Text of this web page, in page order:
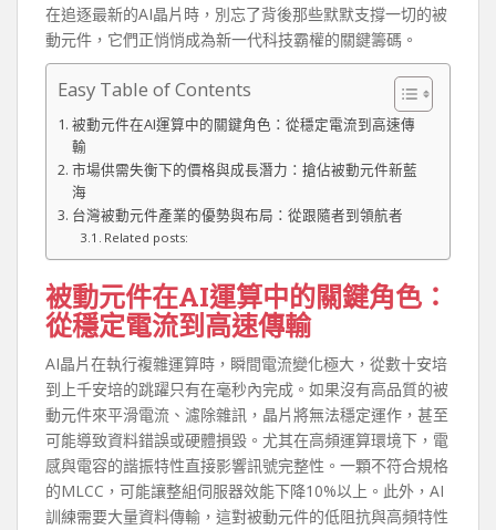
在追逐最新的AI晶片時，別忘了背後那些默默支撐一切的被
動元件，它們正悄悄成為新一代科技霸權的關鍵籌碼。
Easy Table of Contents
被動元件在AI運算中的關鍵角色：從穩定電流到高速傳
輸
市場供需失衡下的價格與成長潛力：搶佔被動元件新藍
海
台灣被動元件產業的優勢與布局：從跟隨者到領航者
Related posts:
被動元件在AI運算中的關鍵角色：
從穩定電流到高速傳輸
AI晶片在執行複雜運算時，瞬間電流變化極大，從數十安培
到上千安培的跳躍只有在毫秒內完成。如果沒有高品質的被
動元件來平滑電流、濾除雜訊，晶片將無法穩定運作，甚至
可能導致資料錯誤或硬體損毀。尤其在高頻運算環境下，電
感與電容的諧振特性直接影響訊號完整性。一顆不符合規格
的MLCC，可能讓整組伺服器效能下降10%以上。此外，AI
訓練需要大量資料傳輸，這對被動元件的低阻抗與高頻特性